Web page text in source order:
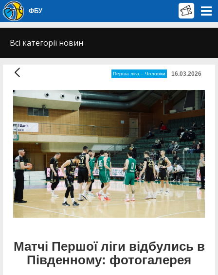
ФБУ
Всі категорії новин
Перша лiга – Чоловiки 16.03.2026
Матчі Першої ліги відбулись в
Південному: фотогалерея